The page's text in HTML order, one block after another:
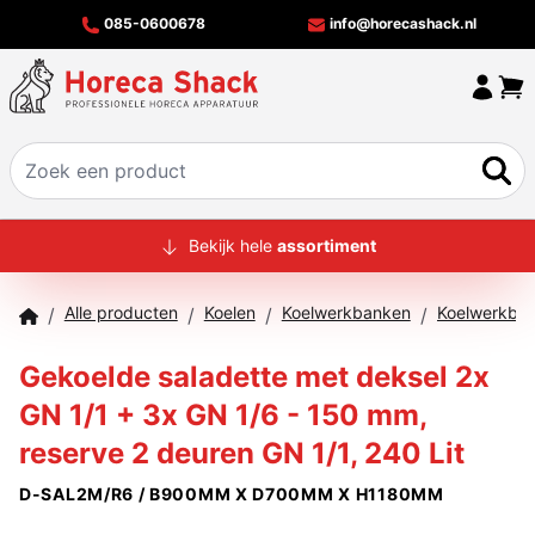
085-0600678 info@horecashack.nl
HOME
OVER ONS
MERKEN
OFFERTECHECKER
CONTACT
Bekijk hele assortiment
/ Alle producten / Koelen / Koelwerkbanken /
Gekoelde saladette met deksel 2x
GN 1/1 + 3x GN 1/6 - 150 mm,
reserve 2 deuren GN 1/1, 240 Lit
D-SAL2M/R6 / B900MM X D700MM X H1180MM